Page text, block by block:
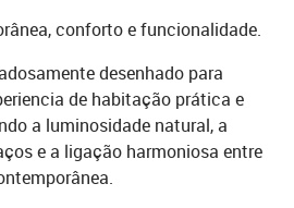
conforto e funcionalidade.
desenhado para
de habitação prática e
a luminosidade natural, a
e a ligação harmoniosa entre